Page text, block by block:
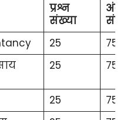
प्रश्न
संख्या
अंक
25
75
25 75
25
75